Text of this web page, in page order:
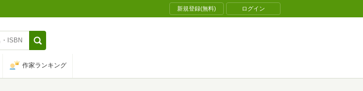
新規登録(無料) ログイン
作家ランキング